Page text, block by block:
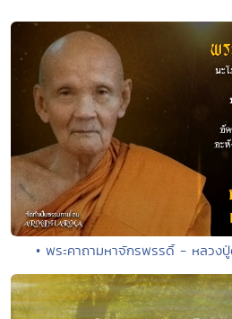
• พระคาถามหาจักรพรรดิ์ - หลว